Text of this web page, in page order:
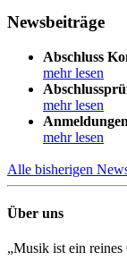
Newsbeiträge
Abschluss
mehr lesen
mehr lesen
mehr lesen
Alle bisherigen
Über uns
„Musik ist ein